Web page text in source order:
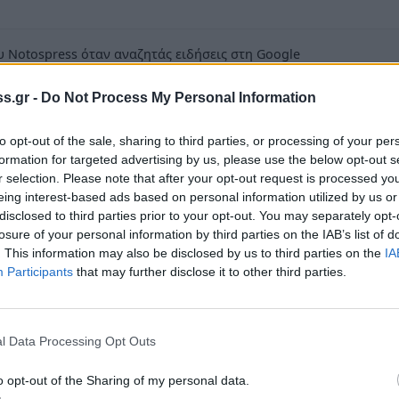
- Do Not Process My Personal Information
opt-out of the sale, sharing to third parties, or processing of your
for targeted advertising by us, please use the below opt-out
selection. Please note that after your opt-out request is processed
interest-based ads based on personal information utilized by us
to third parties prior to your opt-out. You may separately
of your personal information by third parties on the IAB’s list of
This information may also be disclosed by us to third parties on the
Participants that may further disclose it to other third parties.
Data Processing Opt Outs
opt-out of the Sharing of my personal data.
όταν αναζητάς ειδήσεις στη Google
ως προτιμώμενη πηγή
αποτελέσματα της Google
Συλλόγου Πειραιά και πρώην διοικητής
είναι ο άτυχος που βρήκε τραγικό
Μάνης.
της Τρίτης (19/07/2016) όταν ο άτυχος
τον έλεγχο του οχήματός του, ενώ
κι έπεσε στη θάλασσα.